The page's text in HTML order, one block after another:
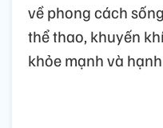
về phong cách
thể thao, khuyến
khỏe mạnh và